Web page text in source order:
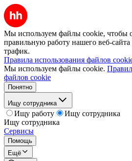
Мы используем файлы cookie, чтобы
правильную работу нашего веб-сайта
трафик.
Правила использования файлов
Мы используем файлы cookie.
файлов cookie
Понятно
Ищу сотрудника
Ищу работу
Ищу сотрудника
Ищу сотрудника
Сервисы
Помощь
Ещё